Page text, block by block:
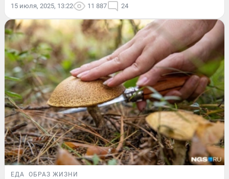
15 июля, 2025, 13:22 11 887 24
ЕДА ОБРАЗ ЖИЗНИ